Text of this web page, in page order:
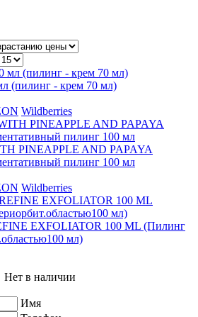
(пилинг - крем 70 мл)
Wildberries
PINEAPPLE AND PAPAYA
пилинг 100 мл
Wildberries
EXFOLIATOR 100 ML (Пилинг
мл)
Нет в наличии
Имя